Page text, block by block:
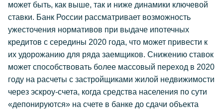
может быть, как выше, так и ниже динамики ключевой
ставки. Банк России рассматривает возможность
ужесточения нормативов при выдаче ипотечных
кредитов с середины 2020 года, что может привести к
их удорожанию для ряда заемщиков. Снижению ставок
может способствовать более массовый переход в 2020
году на расчеты с застройщиками жилой недвижимости
через эскроу-счета, когда средства населения по сути
«депонируются» на счете в банке до сдачи объекта